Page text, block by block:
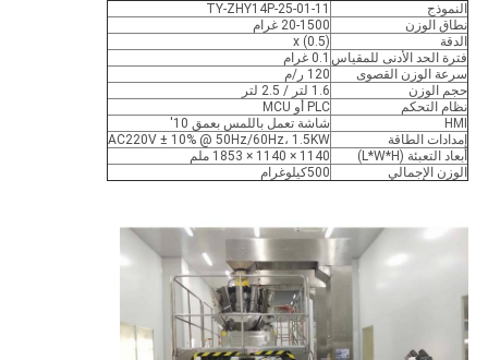
النموذج
TY-ZHY14P-25-01-11
نطاق الوزن
20-1500 غرام
الدقة
x (0.5)
فترة الحد الأدنى للمقياس 0.1 غرام
سرعة الوزن القصوى
120 ر/م
حجم الوزن
1.6 لتر / 2.5 لتر
نظام التحكم
PLC أو MCU
HMI
شاشة تعمل باللمس بعمق 10'
إمدادات الطاقة
AC220V ± 10% @ 50Hz/60Hz، 1.5KW
أبعاد التعبئة (L*W*H)
1140 × 1140 × 1853 ملم
الوزن الإجمالي
500كيلوغرام